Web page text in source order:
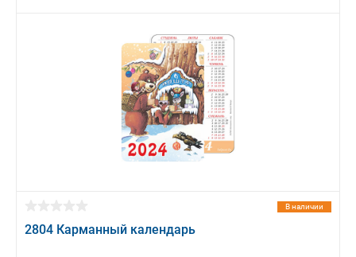
В наличии
2804 Карманный календарь